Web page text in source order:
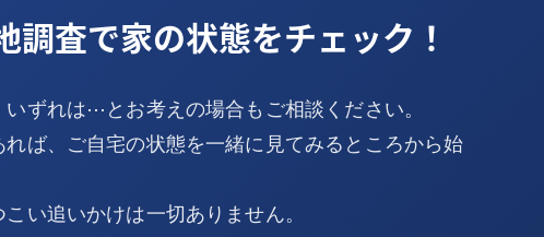
調査で家の状態をチェック！
ずれは⋯とお考えの場合もご相談ください。
ば、ご自宅の状態を一緒に見てみるところから始
い追いかけは一切ありません。